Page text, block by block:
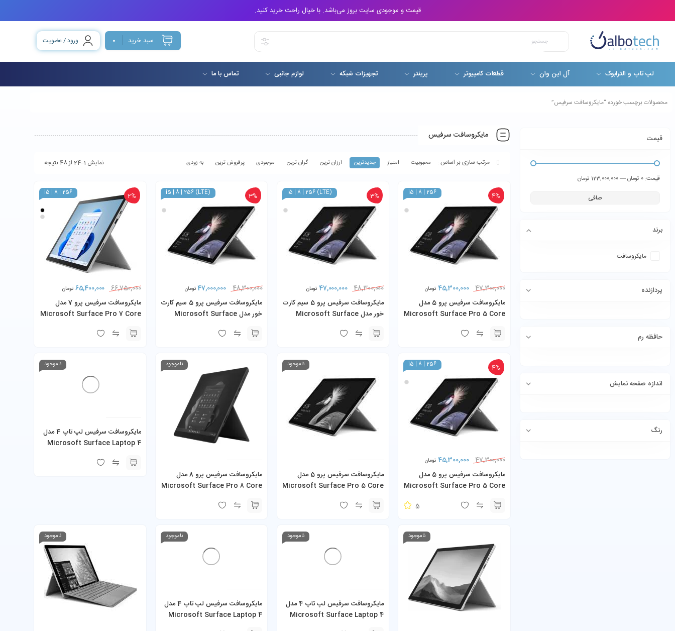
قیمت و موجودی سایت بروز می‌باشد. با خیال راحت خرید کنید.
سبد خرید 0 ورود / عضویت
لپ تاپ و الترابوک آل این وان قطعات کامپیوتر پرینتر تجهیزات شبکه لوازم جانبی تماس با ما
محصولات برچسب خورده “مایکروسافت سرفیس”
قیمت
صافی
قيمت: 0 تومان —123,000,000 تومان
برند
مایکروسافت
پردازنده
حافظه رم
اندازه صفحه نمایش
رنگ
مایکروسافت سرفیس
نمایش 1–24 از 48 نتیجه محبوبیت امتیاز جدیدترین ارزان ترین گران ترین موجودی پرفروش ترین به زودی
i5 | 8 | 256 4%
47,300,000
45,300,000 تومان
مایکروسافت سرفیس پرو 5 مدل
Microsoft Surface Pro 5 Core
i5 | 8 | 256 (LTE) 3%
48,300,000
47,000,000 تومان
مایکروسافت سرفیس پرو 5 سیم کارت
خور مدل Microsoft Surface
i5 | 8 | 256 (LTE) 3%
48,300,000
47,000,000 تومان
مایکروسافت سرفیس پرو 5 سیم کارت
خور مدل Microsoft Surface
i5 | 8 | 256 2%
66,750,000
65,400,000 تومان
مایکروسافت سرفیس پرو 7 مدل
Microsoft Surface Pro 7 Core
همراه کیبورد و شارژر
i5 | 8 | 256 4%
47,300,000
45,300,000 تومان
مایکروسافت سرفیس پرو 5 مدل
Microsoft Surface Pro 5 Core
همراه کیبورد و شارژر
5
ناموجود
مایکروسافت سرفیس پرو 5 مدل
Microsoft Surface Pro 5 Core
همراه کیبورد و شارژر
ناموجود
مایکروسافت سرفیس پرو 8 مدل
Microsoft Surface Pro 8 Core
همراه کیبورد و شارژر
ناموجود
مایکروسافت سرفیس لپ تاپ 4 مدل
Microsoft Surface Laptop 4
ناموجود ناموجود
مایکروسافت سرفیس لپ تاپ 4 مدل
Microsoft Surface Laptop 4
ناموجود
مایکروسافت سرفیس لپ تاپ 4 مدل
Microsoft Surface Laptop 4
ناموجود